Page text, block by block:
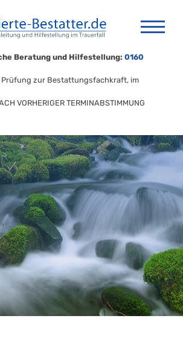
Beratung und Hilfestellung: 0160
Prüfung zur Bestattungsfachkraft, im
VORHERIGER TERMINABSTIMMUNG